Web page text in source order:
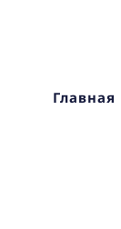
Главная